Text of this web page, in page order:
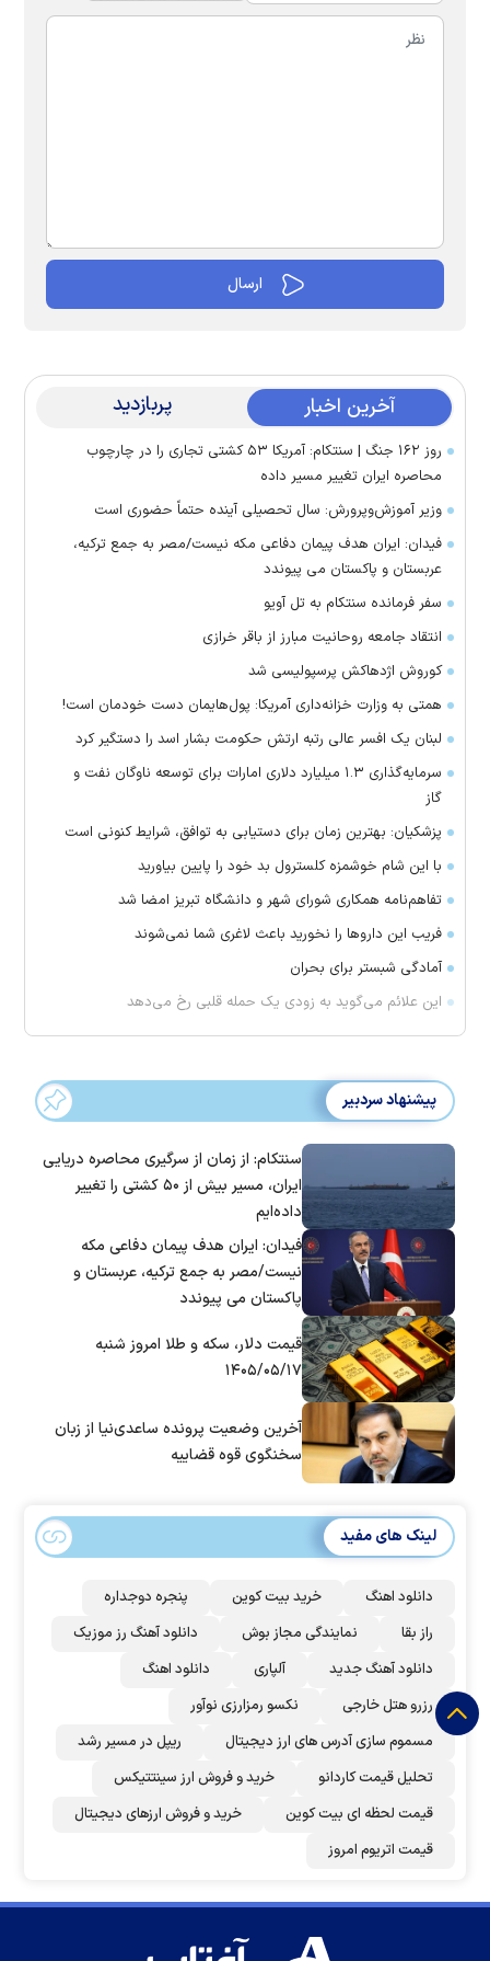
آخرین اخبار پربازدید
روز ۱۶۲ جنگ | سنتکام: آمریکا ۵۳ کشتی تجاری را در چارچوب
محاصره ایران تغییر مسیر داده
وزیر آموزش‌وپرورش: سال تحصیلی آینده حتماً حضوری است
فیدان: ایران هدف پیمان دفاعی مکه نیست/مصر به جمع ترکیه،
عربستان و پاکستان می پیوندد
سفر فرمانده سنتکام به تل آویو
انتقاد جامعه روحانیت مبارز از باقر خرازی
کوروش اژدهاکش پرسپولیسی شد
همتی به وزارت خزانه‌داری آمریکا: پول‌هایمان دست خودمان است!
لبنان یک افسر عالی رتبه ارتش حکومت بشار اسد را دستگیر کرد
سرمایه‌گذاری ۱.۳ میلیارد دلاری امارات برای توسعه ناوگان نفت و
گاز
پزشکیان: بهترین زمان برای دستیابی به توافق، شرایط کنونی است
با این شام خوشمزه کلسترول بد خود را پایین بیاورید
تفاهم‌نامه همکاری شورای شهر و دانشگاه تبریز امضا شد
فریب این دارو‌ها را نخورید باعث لاغری شما نمی‌شوند
آمادگی شبستر برای بحران
این علائم می‌گوید به زودی یک حمله قلبی رخ می‌دهد
پیشنهاد سردبیر
سنتکام: از زمان از سرگیری محاصره دریایی
ایران، مسیر بیش از ۵۰ کشتی را تغییر
داده‌ایم
فیدان: ایران هدف پیمان دفاعی مکه
نیست/مصر به جمع ترکیه، عربستان و
پاکستان می پیوندد
قیمت دلار، سکه و طلا امروز شنبه
۱۴۰۵/۰۵/۱۷
آخرین وضعیت پرونده ساعدی‌نیا از زبان
سخنگوی قوه قضاییه
لینک های مفید
دانلود اهنگ خرید بیت کوین
پنجره دوجداره
راز بقا
نمایندگی مجاز بوش
دانلود آهنگ رز‌ موزیک
دانلود آهنگ جدید
آلپاری
دانلود اهنگ
رزرو هتل خارجی
نکسو رمزارزی نوآور
مسموم سازی آدرس های ارز دیجیتال
ریپل در مسیر رشد
تحلیل قیمت کاردانو
خرید و فروش ارز سینتتیکس
قیمت لحظه ای بیت کوین
خرید و فروش ارزهای دیجیتال
قیمت اتریوم امروز